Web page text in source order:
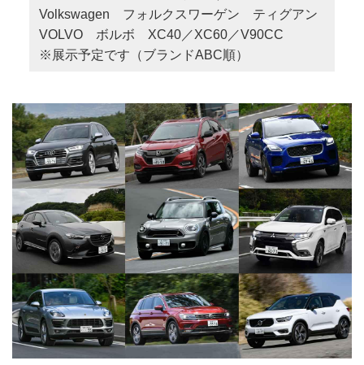
Volkswagen フォルクスワーゲン ティグアン
VOLVO ボルボ XC40／XC60／V90CC
※展示予定です（ブランドABC順）